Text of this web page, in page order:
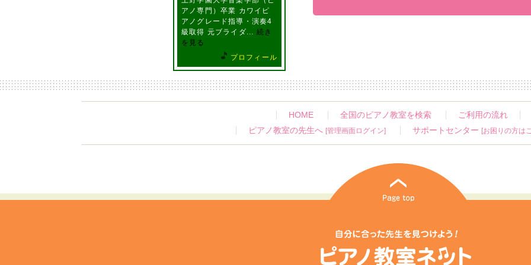
アノ専門）卒業 カワイピ
アノグレード指導・演奏4
級取得 元ブライダ... 続き
を見る
プロフィール
HOME 全国のピアノ教室を検索
ご利用の流れ
ピアノ教室の先生へ [管理画面ログイン] サポートセンター [お困りの方は